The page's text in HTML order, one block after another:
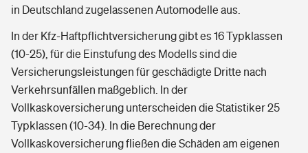
in Deutschland zugelassenen Automodelle aus.
In der Kfz-Haftpflichtversicherung gibt es 16 Typklassen
(10-25), für die Einstufung des Modells sind die
Versicherungsleistungen für geschädigte Dritte nach
Verkehrsunfällen maßgeblich. In der
Vollkaskoversicherung unterscheiden die Statistiker 25
Typklassen (10-34). In die Berechnung der
Vollkaskoversicherung fließen die Schäden am eigenen